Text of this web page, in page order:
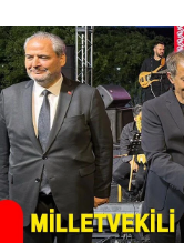
11:11 MANŞET